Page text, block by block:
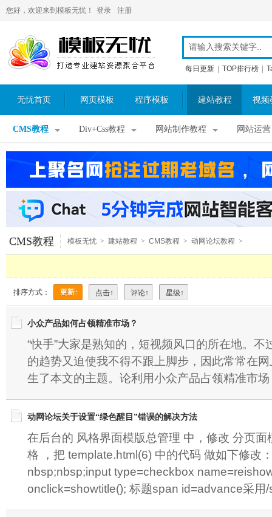
您好，欢迎来到模板无忧！ 登录 注册
每日更新 TOP排行榜
无忧首页 网页模板 程序模板 建站教程 视频
CMS教程 Div+Css教程 网站制作教程 网站运营
CMS教程 模板无忧 > 建站教程 > CMS教程 > 动网论坛教程 >
排序方式： 更新↑ 点击↑ 评论↑ 星级↑
小众产品如何占领精准市场？
“快手”大家是熟知的，短视频风口的所在地。
的趋势又迫使我不得不跟上脚步，因此常常在
生了本文的主题。论利用小众产品占领精准市场
动网论坛关于设置“绿色醒目”错误的解决方法
在后台的 风格界面模版总管理 中，修改 分页
格 ，把 template.html(6) 中的代码 做如下修改
nbsp;nbsp;input type=checkbox
onclick=showtitle(); 标题span id=advance采用